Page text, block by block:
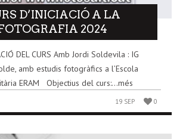
D’INICIACIÓ A LA
2024
DEL CURS Amb Jordi Soldevila : IG
amb estudis fotogràfics a l’Escola
ERAM Objectius del curs:...més
19 SEP 0